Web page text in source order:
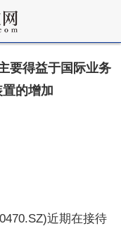
要得益于国际业务
的增加
近期在接待